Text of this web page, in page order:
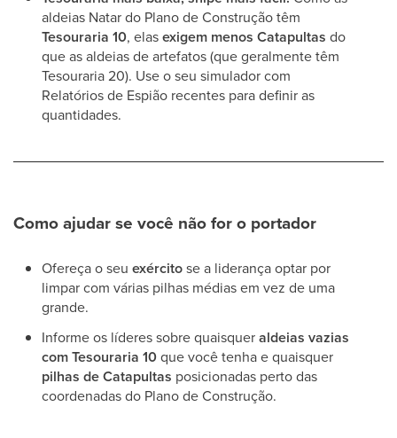
aldeias Natar do Plano de Construção têm
Tesouraria 10, elasexigem menos Catapultas do
que as aldeias de artefatos (que geralmente têm
Tesouraria 20). Use o seu simulador com
Relatórios de Espião recentes para definir as
quantidades.
Como ajudar se você não for o portador
Ofereça o seu exércitose a liderança optar por
limpar com várias pilhas médias em vez de uma
grande.
Informe os líderes sobre quaisqueraldeias vazias
com Tesouraria 10que você tenha e quaisquer
pilhas de Catapultas posicionadas perto das
coordenadas do Plano de Construção.